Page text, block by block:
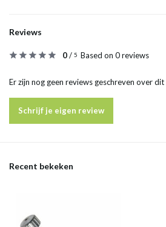
Reviews
0/ 5 Based on 0 reviews
Er zijn nog geen reviews geschreven over
Schrijf je eigen review
Recent bekeken